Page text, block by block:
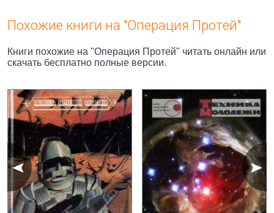
Похожие книги на "Операция Протей"
Книги похожие на "Операция Протей" читать онлайн или
скачать бесплатно полные версии.